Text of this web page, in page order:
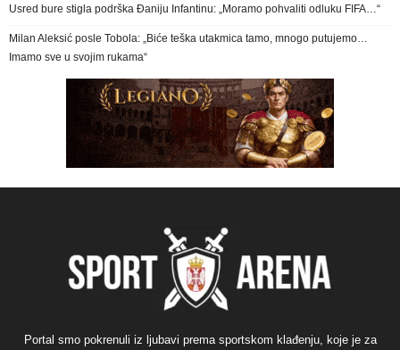
Usred bure stigla podrška Đaniju Infantinu: „Moramo pohvaliti odluku FIFA…“
Milan Aleksić posle Tobola: „Biće teška utakmica tamo, mnogo putujemo…
Imamo sve u svojim rukama“
Portal smo pokrenuli iz ljubavi prema sportskom klađenju, koje je za